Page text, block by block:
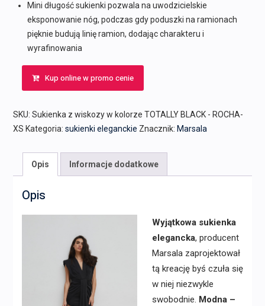
Mini długość sukienki pozwala na uwodzicielskie
eksponowanie nóg, podczas gdy poduszki na ramionach
pięknie budują linię ramion, dodając charakteru i
wyrafinowania
Kup online w promo cenie
SKU: Sukienka z wiskozy w kolorze TOTALLY BLACK - ROCHA-
XS Kategoria: sukienki eleganckie Znacznik: Marsala
Opis Informacje dodatkowe
Opis
Wyjątkowa sukienka
elegancka, producent
Marsala zaprojektował
tą kreację byś czuła się
w niej niezwykle
swobodnie. Modna –